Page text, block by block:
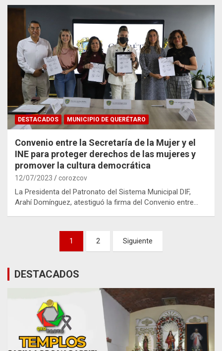
DESTACADOS MUNICIPIO DE QUERÉTARO
Convenio entre la Secretaría de la Mujer y el
INE para proteger derechos de las mujeres y
promover la cultura democrática
12/07/2023 corozcov
La Presidenta del Patronato del Sistema Municipal DIF,
Arahí Domínguez, atestiguó la firma del Convenio entre…
entradas
1 2 Siguiente
DESTACADOS